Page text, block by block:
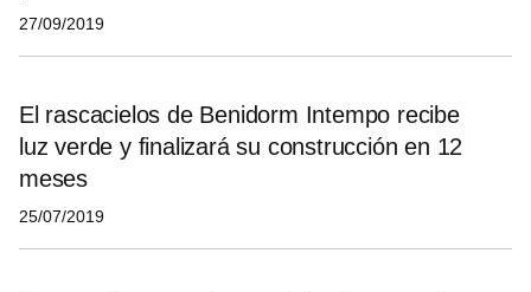
27/09/2019
El rascacielos de Benidorm Intempo recibe
luz verde y finalizará su construcción en 12
meses
25/07/2019